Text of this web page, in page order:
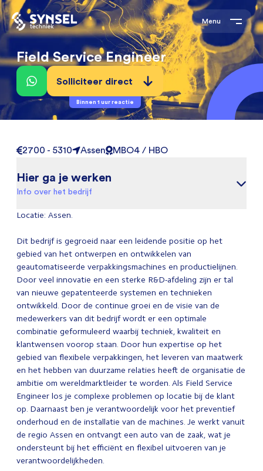
Menu
Field Service Engineer
Solliciteer direct
Binnen 1 uur reactie
2700 - 5310 Assen MBO4 / HBO
Hier ga je werken
Info over het bedrijf
Locatie: Assen.
Dit bedrijf is gegroeid naar een leidende positie op het
gebied van het ontwerpen en ontwikkelen van
geautomatiseerde verpakkingsmachines en productielijnen.
Door veel innovatie en een sterke R&D-afdeling zijn er tal
van nieuwe gepatenteerde systemen en technieken
ontwikkeld. Door de continue groei en de visie van de
medewerkers van dit bedrijf wordt er een optimale
combinatie geformuleerd waarbij techniek, kwaliteit en
klantwensen voorop staan. Door hun expertise op het
gebied van flexibele verpakkingen, het leveren van maatwerk
en het hebben van duurzame relaties heeft de organisatie de
ambitie om wereldmarktleider te worden. Als Field Service
Engineer los je complexe problemen op locatie bij de klant
op. Daarnaast ben je verantwoordelijk voor het preventief
onderhoud en de installatie van de machines. Je werkt vanuit
de regio Assen en ontvangt een auto van de zaak, wat je
ondersteunt bij het efficiënt en flexibel uitvoeren van je
verantwoordelijkheden.